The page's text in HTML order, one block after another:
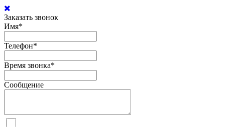
Заказать звонок
Имя*
Телефон*
Время звонка*
Сообщение